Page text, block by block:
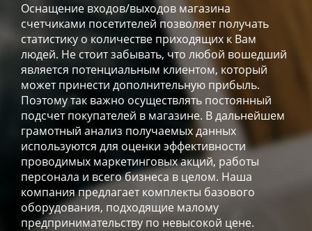
Оснащение входов/выходов магазина
счетчиками посетителей позволяет получать
статистику о количестве приходящих к Вам
людей. Не стоит забывать, что любой вошедший
является потенциальным клиентом, который
может принести дополнительную прибыль.
Поэтому так важно осуществлять постоянный
подсчет покупателей в магазине. В дальнейшем
грамотный анализ получаемых данных
используются для оценки эффективности
проводимых маркетинговых акций, работы
персонала и всего бизнеса в целом. Наша
компания предлагает комплекты базового
оборудования, подходящие малому
предпринимательству по невысокой цене.